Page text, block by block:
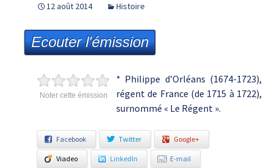
12 août 2014 Histoire
Ecouter l'émission
Noter cette émission
* Philippe d’Orléans (1674-1723),
régent de France (de 1715 à 1722),
surnommé « Le Régent ».
Facebook Twitter Google+
Viadeo LinkedIn E-mail